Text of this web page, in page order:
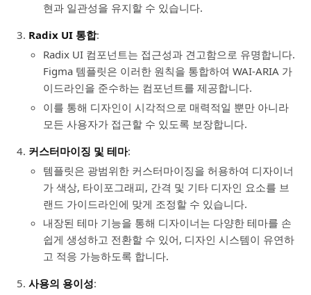
현과 일관성을 유지할 수 있습니다.
Radix UI 통합:
Radix UI 컴포넌트는 접근성과 견고함으로 유명합니다.
Figma 템플릿은 이러한 원칙을 통합하여 WAI-ARIA 가
이드라인을 준수하는 컴포넌트를 제공합니다.
이를 통해 디자인이 시각적으로 매력적일 뿐만 아니라
모든 사용자가 접근할 수 있도록 보장합니다.
커스터마이징 및 테마:
템플릿은 광범위한 커스터마이징을 허용하여 디자이너
가 색상, 타이포그래피, 간격 및 기타 디자인 요소를 브
랜드 가이드라인에 맞게 조정할 수 있습니다.
내장된 테마 기능을 통해 디자이너는 다양한 테마를 손
쉽게 생성하고 전환할 수 있어, 디자인 시스템이 유연하
고 적응 가능하도록 합니다.
사용의 용이성: